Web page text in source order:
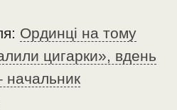
Ординці на тому
цигарки», вдень
начальник